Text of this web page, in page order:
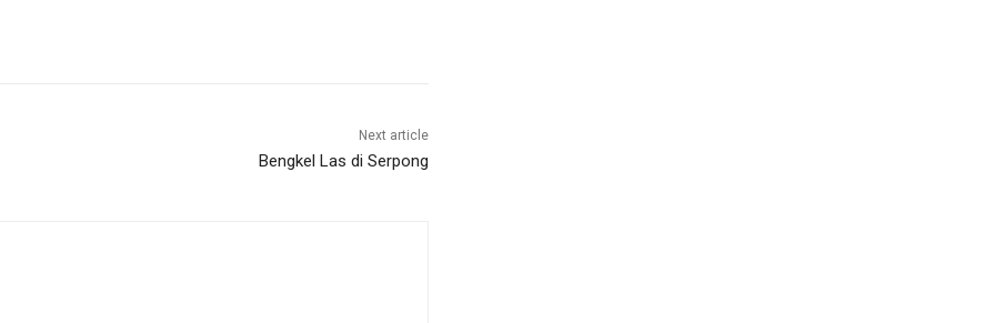
Next article
Bengkel Las di Serpong